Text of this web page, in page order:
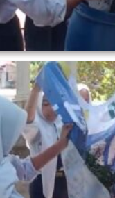
KEPUASAN
& ASPIRASI SISWA
KEUANGAN